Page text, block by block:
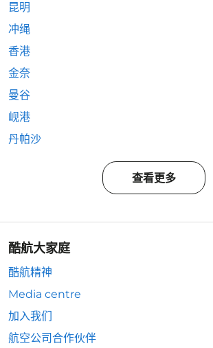
昆明
冲绳
香港
金奈
曼谷
岘港
丹帕沙
查看更多
酷航大家庭
酷航精神
Media centre
加入我们
航空公司合作伙伴